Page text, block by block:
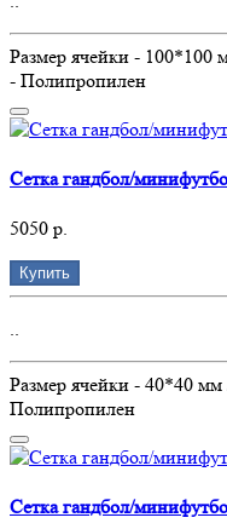
Размер ячейки -
- Полипропилен
Сетка гандбол/
5050 р.
Купить
..
Размер ячейки - 40*40
Полипропилен
Сетка гандбол/